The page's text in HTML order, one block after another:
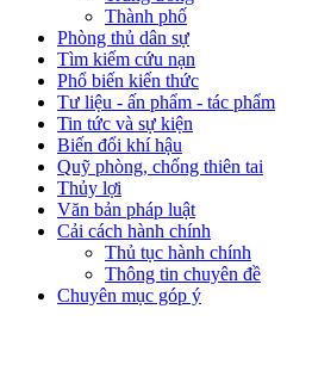
Thành phố
Phòng thủ dân sự
Tìm kiếm cứu nạn
Phổ biến kiến thức
Tư liệu - ấn phẩm - tác phẩm
Tin tức và sự kiện
Biến đổi khí hậu
Quỹ phòng, chống thiên tai
Thủy lợi
Văn bản pháp luật
Cải cách hành chính
Thủ tục hành chính
Thông tin chuyên đề
Chuyên mục góp ý